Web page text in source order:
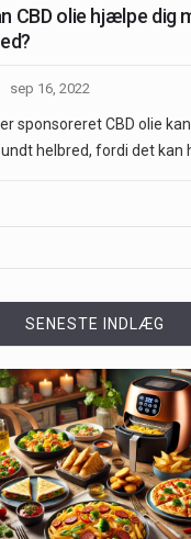
CBD olie hjælpe dig
sep 16, 2022
sponsoreret CBD olie
helbred, fordi det kan
SENESTE INDLÆG